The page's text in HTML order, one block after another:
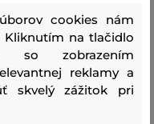
cookies nám
Kliknutím na tlačidlo
so zobrazením
reklamy a
skvelý zážitok pri